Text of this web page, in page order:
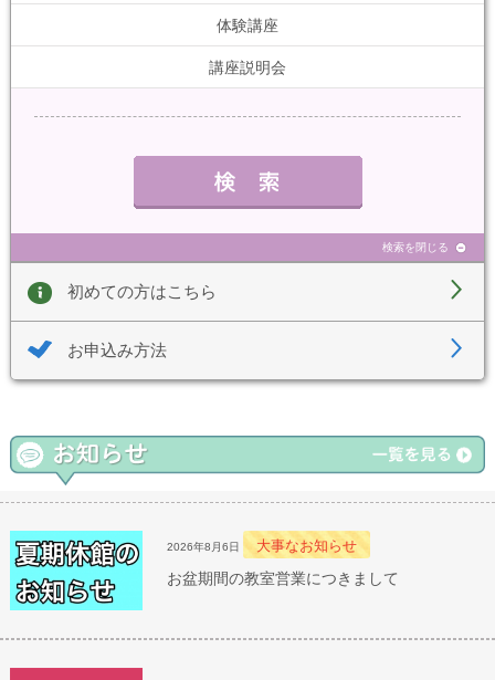
体験講座
講座説明会
検索を閉じる
初めての方はこちら
お申込み方法
2026年8月6日 大事なお知らせ
お盆期間の教室営業につきまして